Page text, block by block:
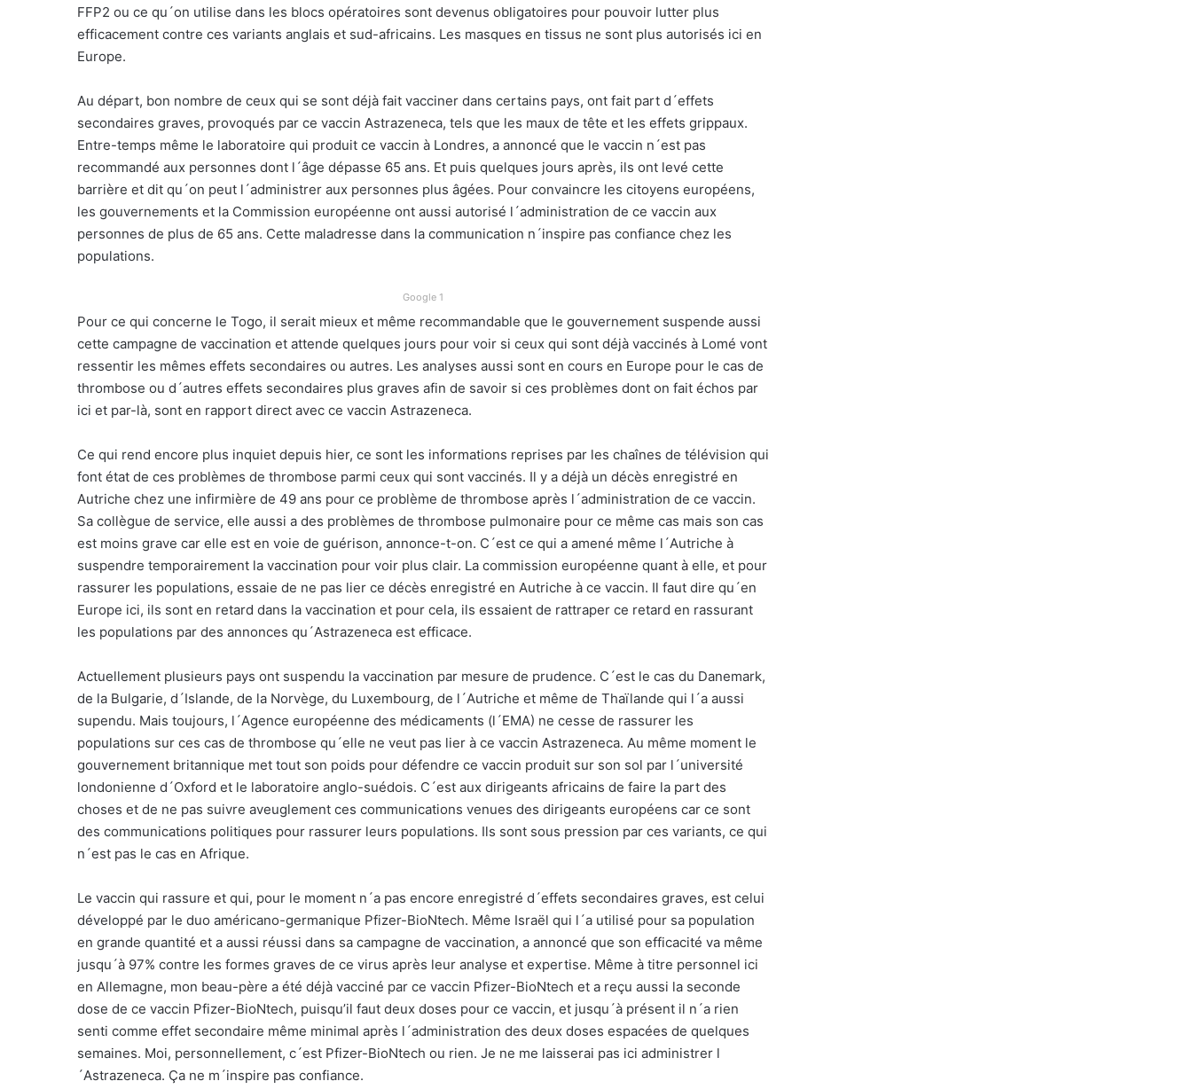
FFP2 ou ce qu´on utilise dans les blocs opératoires sont devenus obligatoires pour pouvoir lutter plus
efficacement contre ces variants anglais et sud-africains. Les masques en tissus ne sont plus autorisés ici en
Europe.
Au départ, bon nombre de ceux qui se sont déjà fait vacciner dans certains pays, ont fait part d´effets
secondaires graves, provoqués par ce vaccin Astrazeneca, tels que les maux de tête et les effets grippaux.
Entre-temps même le laboratoire qui produit ce vaccin à Londres, a annoncé que le vaccin n´est pas
recommandé aux personnes dont l´âge dépasse 65 ans. Et puis quelques jours après, ils ont levé cette
barrière et dit qu´on peut l´administrer aux personnes plus âgées. Pour convaincre les citoyens européens,
les gouvernements et la Commission européenne ont aussi autorisé l´administration de ce vaccin aux
personnes de plus de 65 ans. Cette maladresse dans la communication n´inspire pas confiance chez les
populations.
Google 1
Pour ce qui concerne le Togo, il serait mieux et même recommandable que le gouvernement suspende aussi
cette campagne de vaccination et attende quelques jours pour voir si ceux qui sont déjà vaccinés à Lomé vont
ressentir les mêmes effets secondaires ou autres. Les analyses aussi sont en cours en Europe pour le cas de
thrombose ou d´autres effets secondaires plus graves afin de savoir si ces problèmes dont on fait échos par
ici et par-là, sont en rapport direct avec ce vaccin Astrazeneca.
Ce qui rend encore plus inquiet depuis hier, ce sont les informations reprises par les chaînes de télévision qui
font état de ces problèmes de thrombose parmi ceux qui sont vaccinés. Il y a déjà un décès enregistré en
Autriche chez une infirmière de 49 ans pour ce problème de thrombose après l´administration de ce vaccin.
Sa collègue de service, elle aussi a des problèmes de thrombose pulmonaire pour ce même cas mais son cas
est moins grave car elle est en voie de guérison, annonce-t-on. C´est ce qui a amené même l´Autriche à
suspendre temporairement la vaccination pour voir plus clair. La commission européenne quant à elle, et pour
rassurer les populations, essaie de ne pas lier ce décès enregistré en Autriche à ce vaccin. Il faut dire qu´en
Europe ici, ils sont en retard dans la vaccination et pour cela, ils essaient de rattraper ce retard en rassurant
les populations par des annonces qu´Astrazeneca est efficace.
Actuellement plusieurs pays ont suspendu la vaccination par mesure de prudence. C´est le cas du Danemark,
de la Bulgarie, d´Islande, de la Norvège, du Luxembourg, de l´Autriche et même de Thaïlande qui l´a aussi
supendu. Mais toujours, l´Agence européenne des médicaments (l´EMA) ne cesse de rassurer les
populations sur ces cas de thrombose qu´elle ne veut pas lier à ce vaccin Astrazeneca. Au même moment le
gouvernement britannique met tout son poids pour défendre ce vaccin produit sur son sol par l´université
londonienne d´Oxford et le laboratoire anglo-suédois. C´est aux dirigeants africains de faire la part des
choses et de ne pas suivre aveuglement ces communications venues des dirigeants européens car ce sont
des communications politiques pour rassurer leurs populations. Ils sont sous pression par ces variants, ce qui
n´est pas le cas en Afrique.
Le vaccin qui rassure et qui, pour le moment n´a pas encore enregistré d´effets secondaires graves, est celui
développé par le duo américano-germanique Pfizer-BioNtech. Même Israël qui l´a utilisé pour sa population
en grande quantité et a aussi réussi dans sa campagne de vaccination, a annoncé que son efficacité va même
jusqu´à 97% contre les formes graves de ce virus après leur analyse et expertise. Même à titre personnel ici
en Allemagne, mon beau-père a été déjà vacciné par ce vaccin Pfizer-BioNtech et a reçu aussi la seconde
dose de ce vaccin Pfizer-BioNtech, puisqu’il faut deux doses pour ce vaccin, et jusqu´à présent il n´a rien
senti comme effet secondaire même minimal après l´administration des deux doses espacées de quelques
semaines. Moi, personnellement, c´est Pfizer-BioNtech ou rien. Je ne me laisserai pas ici administrer l
´Astrazeneca. Ça ne m´inspire pas confiance.